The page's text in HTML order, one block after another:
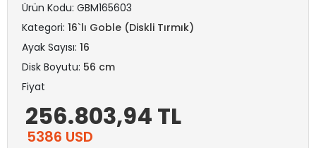
Ürün Kodu: GBM165603
Kategori: 16`lı Goble (Diskli Tırmık)
Ayak Sayısı: 16
Disk Boyutu: 56 cm
Fiyat
256.803,94 TL
5386 USD